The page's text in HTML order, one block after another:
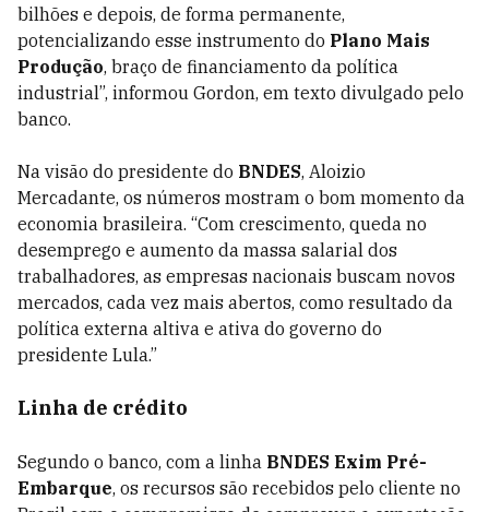
bilhões e depois, de forma permanente,
potencializando esse instrumento do Plano Mais
Produção, braço de financiamento da política
industrial”, informou Gordon, em texto divulgado pelo
banco.
Na visão do presidente do BNDES, Aloizio
Mercadante, os números mostram o bom momento da
economia brasileira. “Com crescimento, queda no
desemprego e aumento da massa salarial dos
trabalhadores, as empresas nacionais buscam novos
mercados, cada vez mais abertos, como resultado da
política externa altiva e ativa do governo do
presidente Lula.”
Linha de crédito
Segundo o banco, com a linha BNDES Exim Pré-
Embarque, os recursos são recebidos pelo cliente no